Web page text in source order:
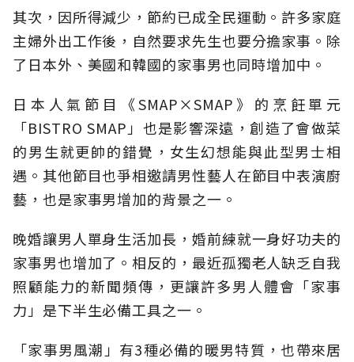
其次，因所得減少，節約已成全民運動。許多家庭
主婦外出工作後，自然要求先生也要分擔家事。除
了日本外、美國和韓國的家事男也同時增加中。
日本人氣節目《SMAP×SMAP》的烹飪單元
「BISTRO SMAP」也是影響深遠，創造了會做菜
的男生就更帥的錯覺，女生幻想能與此型男士相
遇。其他節目也爭相邀請男性藝人在節目中表演廚
藝，也是家事男增加的背景之一。
晚婚讓男人單身生活加長，婚前練就一身好功夫的
家事男也增加了。相反的，最近孤獨老人缺乏自我
照顧能力的新聞頻傳，更讓許多男人體會「家事
力」是下半生必備工具之一。
「家事男風潮」有3種必備的暖男特質，也帶來居